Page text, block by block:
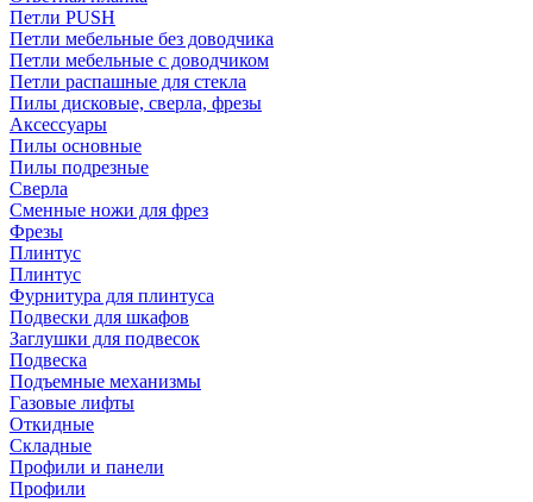
Петли PUSH
Петли мебельные без доводчика
Петли мебельные с доводчиком
Петли распашные для стекла
Пилы дисковые, сверла, фрезы
Аксессуары
Пилы основные
Пилы подрезные
Сверла
Сменные ножи для фрез
Фрезы
Плинтус
Плинтус
Фурнитура для плинтуса
Подвески для шкафов
Заглушки для подвесок
Подвеска
Подъемные механизмы
Газовые лифты
Откидные
Складные
Профили и панели
Профили